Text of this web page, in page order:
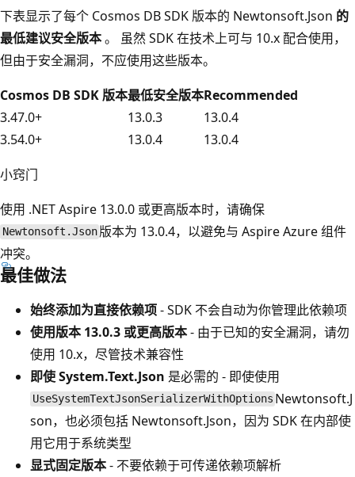
下表显示了每个 Cosmos DB SDK 版本的 Newtonsoft.Json 的
最低建议安全版本。 虽然 SDK 在技术上可与 10.x 配合使用，
但由于安全漏洞，不应使用这些版本。
Cosmos DB SDK 版本最低安全版本Recommended
3.47.0+
13.0.3
13.0.4
3.54.0+
13.0.4
13.0.4
小窍门
使用 .NET Aspire 13.0.0 或更高版本时，请确保
Newtonsoft.Json 版本为 13.0.4，以避免与 Aspire Azure 组件
冲突。
最佳做法
始终添加为直接依赖项- SDK 不会自动为你管理此依赖项
使用版本 13.0.3 或更高版本- 由于已知的安全漏洞，请勿
使用 10.x，尽管技术兼容性
即使 System.Text.Json 是必需的 - 即使使用
UseSystemTextJsonSerializerWithOptions Newtonsoft.J
son，也必须包括 Newtonsoft.Json，因为 SDK 在内部使
用它用于系统类型
显式固定版本- 不要依赖于可传递依赖项解析